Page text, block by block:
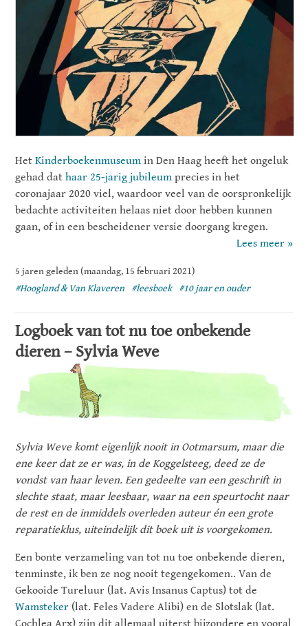
HetKinderboekenmuseum in Den Haag heeft het ongeluk
gehad dathaar 25-jarig jubileum precies in het
coronajaar 2020 viel, waardoor veel van de oorspronkelijk
bedachte activiteiten helaas niet door hebben kunnen
gaan, of in een bescheidener versie doorgang kregen.
Lees meer »
5 jaren geleden (maandag, 15 februari 2021)
#Hoogland & Van Klaveren
#leesboek #10 jaar en ouder
Logboek van tot nu toe onbekende
dieren – Sylvia Weve
Sylvia Weve komt eigenlijk nooit in Ootmarsum, maar die
ene keer dat ze er was, in de Koggelsteeg, deed ze de
vondst van haar leven. Een gedeelte van een geschrift in
slechte staat, maar leesbaar, waar na een speurtocht naar
de rest en de inmiddels overleden auteur én een grote
reparatieklus, uiteindelijk dit boek uit is voorgekomen.
Een bonte verzameling van tot nu toe onbekende dieren,
tenminste, ik ben ze nog nooit tegengekomen.. Van de
Gekooide Tureluur (lat. Avis Insanus Captus) tot de
Wamsteker (lat. Feles Vadere Alibi) en de Slotslak (lat.